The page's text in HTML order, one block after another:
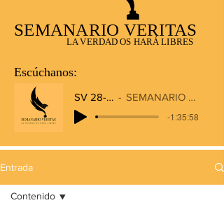
SEMANARIO VERITAS
LA VERDAD OS HARÁ LIBRES
Escúchanos:
SV 28-12-2025
SEMANARIO VERITAS RADIO
-1:35:58
Entrada
Contenido